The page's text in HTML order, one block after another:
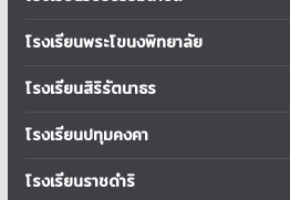
โรงเรียนพระโขนงพิทยาลัย
โรงเรียนสิริรัตนาธร
โรงเรียนปทุมคงคา
โรงเรียนราชดำริ